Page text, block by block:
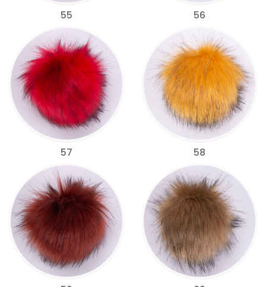
55 56
57 58